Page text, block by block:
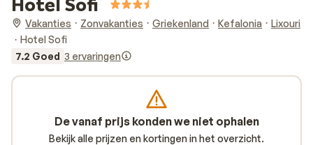
Vakanties Zonvakanties Griekenland Kefalonia
Lixouri
Hotel Sofi
7.2 Goed 3 ervaringen
De vanaf prijs konden we niet ophalen
Bekijk alle prijzen en kortingen in het overzicht.